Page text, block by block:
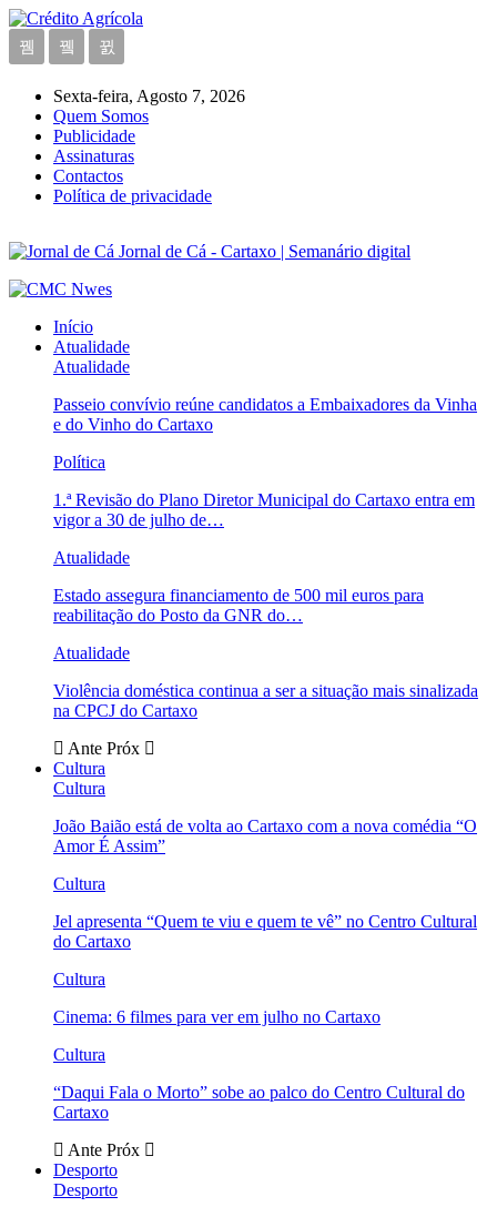
Sexta-feira, Agosto 7, 2026
Quem Somos
Publicidade
Assinaturas
Contactos
Política de privacidade
Jornal de Cá - Cartaxo | Semanário digital
Início
Atualidade
Atualidade
Passeio convívio reúne candidatos a Embaixadores da Vinha
e do Vinho do Cartaxo
Política
1.ª Revisão do Plano Diretor Municipal do Cartaxo entra em
vigor a 30 de julho de…
Atualidade
Estado assegura financiamento de 500 mil euros para
reabilitação do Posto da GNR do…
Atualidade
Violência doméstica continua a ser a situação mais sinalizada
na CPCJ do Cartaxo
Ante Próx
Cultura
Cultura
João Baião está de volta ao Cartaxo com a nova comédia “O
Amor É Assim”
Cultura
Jel apresenta “Quem te viu e quem te vê” no Centro Cultural
do Cartaxo
Cultura
Cinema: 6 filmes para ver em julho no Cartaxo
Cultura
“Daqui Fala o Morto” sobe ao palco do Centro Cultural do
Cartaxo
Ante Próx
Desporto
Desporto